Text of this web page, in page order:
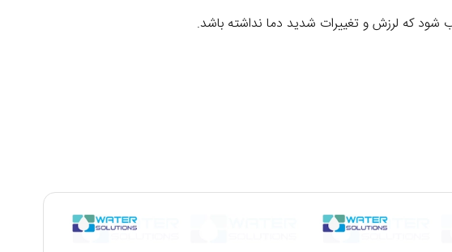
شود که لرزش و تغییرات شدید دما نداشته باشد.